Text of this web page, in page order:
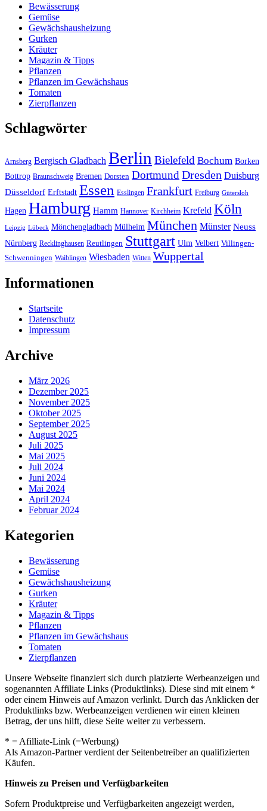
Bewässerung
Gemüse
Gewächshausheizung
Gurken
Kräuter
Magazin & Tipps
Pflanzen
Pflanzen im Gewächshaus
Tomaten
Zierpflanzen
Schlagwörter
Arnsberg Bergisch Gladbach Berlin Bielefeld Bochum Borken
Bottrop Braunschweig Bremen Dorsten DortmundDresden Duisburg
Düsseldorf Erftstadt Essen Esslingen Frankfurt Freiburg Gütersloh
Hagen Hamburg Hamm Hannover Kirchheim Krefeld Köln
Leipzig Lübeck Mönchengladbach Mülheim München Münster Neuss
Nürnberg Recklinghausen Reutlingen Stuttgart Ulm Velbert Villingen-
Schwenningen Waiblingen Wiesbaden Witten Wuppertal
Informationen
Startseite
Datenschutz
Impressum
Archive
März 2026
Dezember 2025
November 2025
Oktober 2025
September 2025
August 2025
Juli 2025
Mai 2025
Juli 2024
Juni 2024
Mai 2024
April 2024
Februar 2024
Kategorien
Bewässerung
Gemüse
Gewächshausheizung
Gurken
Kräuter
Magazin & Tipps
Pflanzen
Pflanzen im Gewächshaus
Tomaten
Zierpflanzen
Unsere Webseite finanziert sich durch platzierte Werbeanzeigen und
sogenannten Affiliate Links (Produktlinks). Diese sind mit einem *
oder einem Hinweis auf Amazon verlinkt. Durch das Anklicken der
Produktlinks bzw. Werbeanzeigen verdienen wir einen kleinen
Betrag, der uns hilft, diese Seite weiter zu verbessern.
* = Afilliate-Link (=Werbung)
Als Amazon-Partner verdient der Seitenbetreiber an qualifizierten
Käufen.
Hinweis zu Preisen und Verfügbarkeiten
Sofern Produktpreise und Verfügbarkeiten angezeigt werden,